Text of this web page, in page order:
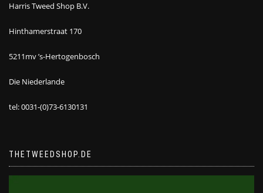
Harris Tweed Shop B.V.
Hinthamerstraat 170
5211mv ’s-Hertogenbosch
Die Niederlande
tel: 0031-(0)73-6130131
THETWEEDSHOP.DE